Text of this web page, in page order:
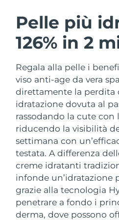
Pelle più
126% in 2
Regala alla pelle i
viso anti-age da vera
direttamente la perdita
idratazione dovuta al
rassodando la cute con
riducendo la visibilità
settimana con
testata. A differenza
creme idratanti
infonde un’idratazione
grazie alla tecnologia
penetrare a fondo i
derma, dove possono
LUNA™ 4
Anti-aging
LUNA™ 4
Massage, LED
LUNA™ 4
For men, anti-
BEAR™ 2
Microcurrent
BEAR™ 2 go
Microcurrent
BEAR™ 2
Microcurrent
Idratazione
UFO™ 3
Deep facial
UFO™ 3 LED
Near-infrared
device
issa™ 4
Hybrid silicone
issa™ 4 plus
Smart hybrid
TRATTAMENTI ANTI-
Anti-age
Austria
Bahrein
Belgio
Bermuda
Bosnia ed
Erzegovina
Brunei
Bulgaria
Canada
Cile